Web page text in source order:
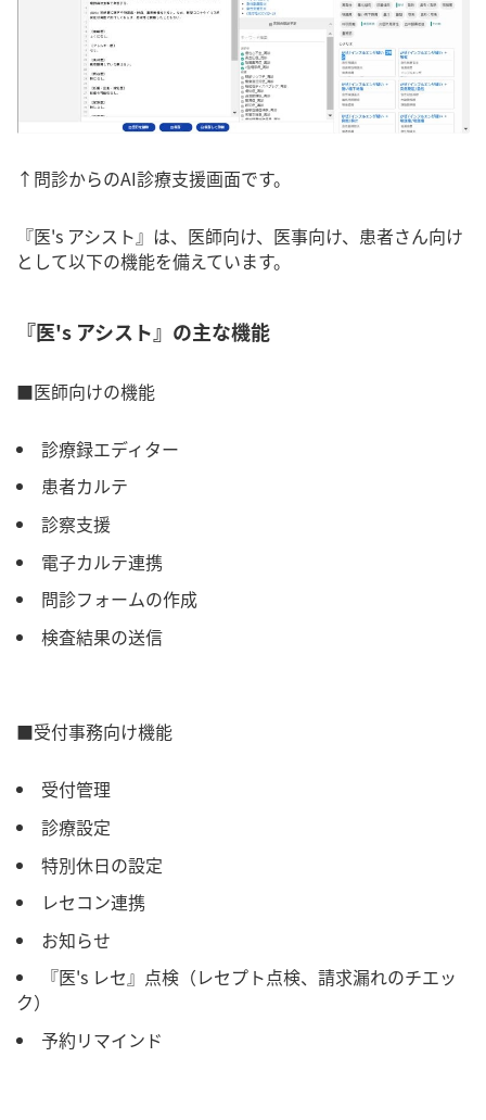
↑問診からのAI診療支援画面です。
『医's アシスト』は、医師向け、医事向け、患者さん向け
として以下の機能を備えています。
『医's アシスト』の主な機能
■医師向けの機能
診療録エディター
患者カルテ
診察支援
電子カルテ連携
問診フォームの作成
検査結果の送信
■受付事務向け機能
受付管理
診療設定
特別休日の設定
レセコン連携
お知らせ
『医's レセ』点検（レセプト点検、請求漏れのチエッ
ク）
予約リマインド